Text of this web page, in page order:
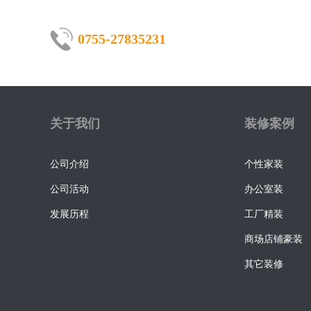
0755-27835231
关于我们
公司介绍
公司活动
发展历程
装修案例
个性家装
办公室装
工厂精装
商场店铺豪装
其它装修